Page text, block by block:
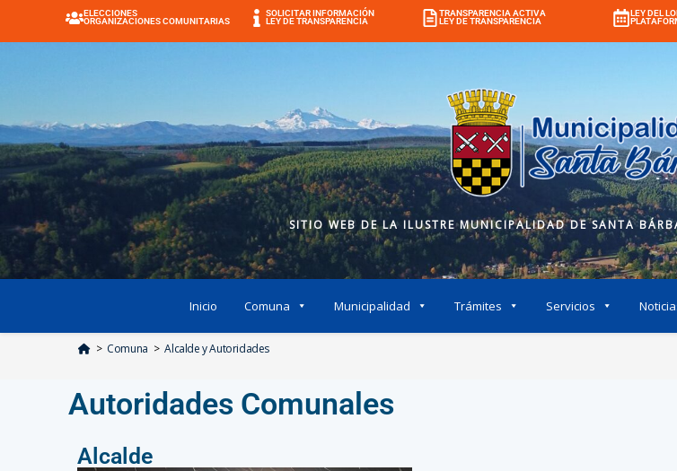
ELECCIONES
ORGANIZACIONES COMUNITARIAS
SOLICITAR INFORMACIÓN
LEY DE TRANSPARENCIA
TRANSPARENCIA ACTIVA
LEY DE TRANSPARENCIA
LEY DEL
SITIO WEB DE LA ILUSTRE MUNICIPALIDAD DE SANTA
Inicio Comuna Municipalidad Trámites Servicios
> Comuna > Alcalde y Autoridades
Autoridades Comunales
Alcalde